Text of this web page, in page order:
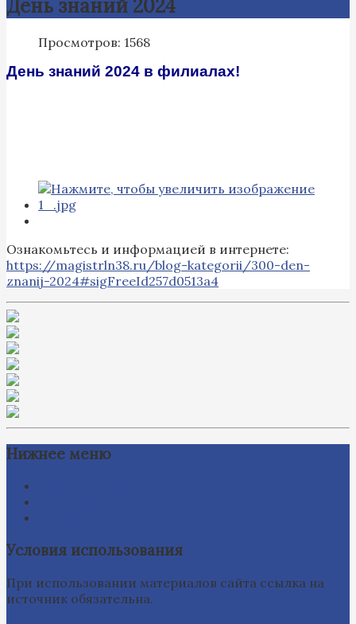
День знаний 2024
Просмотров: 1568
День знаний 2024 в филиалах!
Ознакомьтесь и информацией в интернете:
https://magistrln38.ru/blog-kategorii/300-den-
znanij-2024#sigFreeId257d0513a4
Нижнее меню
Условия использования
При использовании материалов сайта ссылка на
источник обязательна.